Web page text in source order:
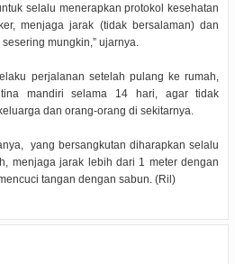
selalu menerapkan protokol kesehatan
menjaga jarak (tidak bersalaman) dan
mungkin,” ujarnya.
perjalanan setelah pulang ke rumah,
mandiri selama 14 hari, agar tidak
dan orang-orang di sekitarnya.
yang bersangkutan diharapkan selalu
menjaga jarak lebih dari 1 meter dengan
tangan dengan sabun. (Ril)